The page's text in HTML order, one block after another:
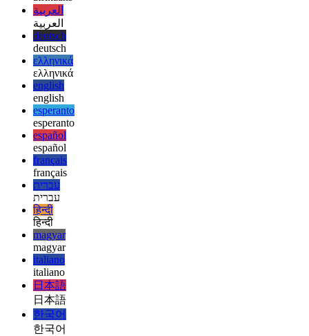
artikolo estos publikigita.
afrikaans
afrikaans
العربية
العربية
deutsch
deutsch
ελληνικά
ελληνικά
english
english
esperanto
esperanto
español
español
français
français
עברית
עברית
हिन्दी
हिन्दी
magyar
magyar
italiano
italiano
日本語